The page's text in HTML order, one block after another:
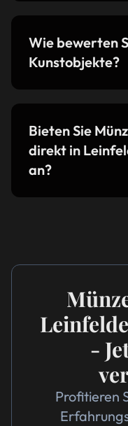
Wie bewerten
Kunstobjekte?
Bieten Sie
direkt in
an?
-
Profitieren